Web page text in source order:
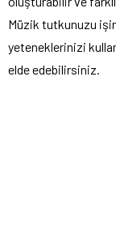
Müzik tutkunuzu
yeteneklerinizi
elde edebilirsiniz.